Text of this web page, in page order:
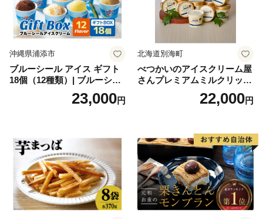
沖縄県浦添市
ブルーシール アイス ギフト
18個（12種類）| ブルーシー
ルアイス ブルーシールアイ
スクリーム 着日指定可能 送
誕生日 カップ 詰め合わせ バ
ラエティ | バニラ チョコレー
ト ストロベリー ピスタチオ
バニラ＆クッキー ウベ 沖縄
紅イモ 塩ちんすこう 沖縄シ
ークヮーサー 沖縄黒糖 琉球
ロイヤルミルクティ 沖縄パ
イン
23,000円
北海道別海町
べつかいのアイスクリーム屋
さんプレミアムミルクリッチ
12個（AP-01）（ 北海道アイ
ス 北海道産アイス アイス ア
道産アイス 道産アイスクリ
ーム ギフト 詰合せ 詰め合わ
せ ふるさと納税 ）
22,000円